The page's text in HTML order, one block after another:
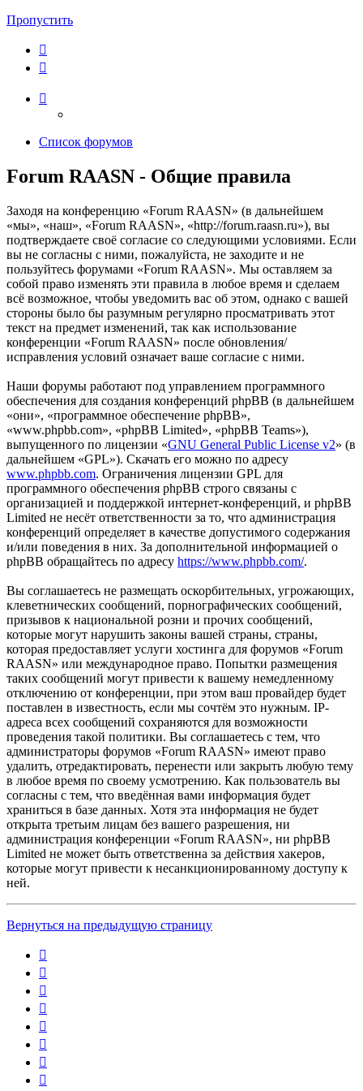
Пропустить
Список форумов
Forum RAASN - Общие правила
Заходя на конференцию «Forum RAASN» (в дальнейшем
«мы», «наш», «Forum RAASN», «http://forum.raasn.ru»), вы
подтверждаете своё согласие со следующими условиями. Если
вы не согласны с ними, пожалуйста, не заходите и не
пользуйтесь форумами «Forum RAASN». Мы оставляем за
собой право изменять эти правила в любое время и сделаем
всё возможное, чтобы уведомить вас об этом, однако с вашей
стороны было бы разумным регулярно просматривать этот
текст на предмет изменений, так как использование
конференции «Forum RAASN» после обновления/
исправления условий означает ваше согласие с ними.
Наши форумы работают под управлением программного
обеспечения для создания конференций phpBB (в дальнейшем
«они», «программное обеспечение phpBB»,
«www.phpbb.com», «phpBB Limited», «phpBB Teams»),
выпущенного по лицензии «GNU General Public License v2» (в
дальнейшем «GPL»). Скачать его можно по адресу
www.phpbb.com. Ограничения лицензии GPL для
программного обеспечения phpBB строго связаны с
организацией и поддержкой интернет-конференций, и phpBB
Limited не несёт ответственности за то, что администрация
конференций определяет в качестве допустимого содержания
и/или поведения в них. За дополнительной информацией о
phpBB обращайтесь по адресу https://www.phpbb.com/.
Вы соглашаетесь не размещать оскорбительных, угрожающих,
клеветнических сообщений, порнографических сообщений,
призывов к национальной розни и прочих сообщений,
которые могут нарушить законы вашей страны, страны,
которая предоставляет услуги хостинга для форумов «Forum
RAASN» или международное право. Попытки размещения
таких сообщений могут привести к вашему немедленному
отключению от конференции, при этом ваш провайдер будет
поставлен в известность, если мы сочтём это нужным. IP-
адреса всех сообщений сохраняются для возможности
проведения такой политики. Вы соглашаетесь с тем, что
администраторы форумов «Forum RAASN» имеют право
удалить, отредактировать, перенести или закрыть любую тему
в любое время по своему усмотрению. Как пользователь вы
согласны с тем, что введённая вами информация будет
храниться в базе данных. Хотя эта информация не будет
открыта третьим лицам без вашего разрешения, ни
администрация конференции «Forum RAASN», ни phpBB
Limited не может быть ответственна за действия хакеров,
которые могут привести к несанкционированному доступу к
ней.
Вернуться на предыдущую страницу